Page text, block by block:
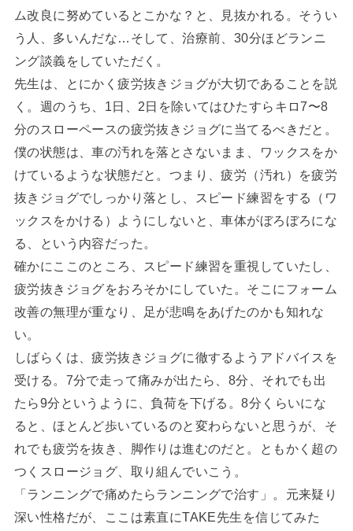
ム改良に努めているとこかな？と、見抜かれる。そうい
う人、多いんだな…そして、治療前、30分ほどランニ
ング談義をしていただく。
先生は、とにかく疲労抜きジョグが大切であることを説
く。週のうち、1日、2日を除いてはひたすらキロ7〜8
分のスローペースの疲労抜きジョグに当てるべきだと。
僕の状態は、車の汚れを落とさないまま、ワックスをか
けているような状態だと。つまり、疲労（汚れ）を疲労
抜きジョグでしっかり落とし、スピード練習をする（ワ
ックスをかける）ようにしないと、車体がぼろぼろにな
る、という内容だった。
確かにここのところ、スピード練習を重視していたし、
疲労抜きジョグをおろそかにしていた。そこにフォーム
改善の無理が重なり、足が悲鳴をあげたのかも知れな
い。
しばらくは、疲労抜きジョグに徹するようアドバイスを
受ける。7分で走って痛みが出たら、8分、それでも出
たら9分というように、負荷を下げる。8分くらいにな
ると、ほとんど歩いているのと変わらないと思うが、そ
れでも疲労を抜き、脚作りは進むのだと。ともかく超の
つくスロージョグ、取り組んでいこう。
「ランニングで痛めたらランニングで治す」。元来疑り
深い性格だが、ここは素直にTAKE先生を信じてみた